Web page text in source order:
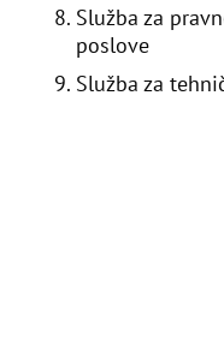
Služba za
poslove
Služba za